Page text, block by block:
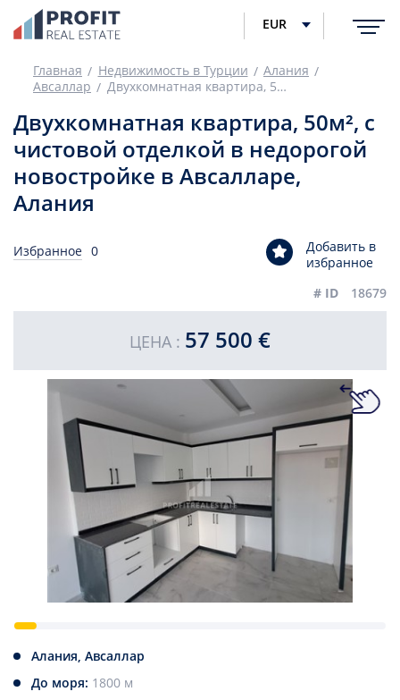
EUR
Главная Недвижимость в Турции
Алания
Авсаллар
Двухкомнатная квартира, 50м², с чистовой отделкой в недорогой новостройке в Авсалларе, Алания
Двухкомнатная квартира, 50м², с
чистовой отделкой в недорогой
новостройке в Авсалларе,
Алания
Избранное 0
Добавить в
избранное
# ID
18679
ЦЕНА : 57 500 €
Алания, Авсаллар
До моря: 1800 м